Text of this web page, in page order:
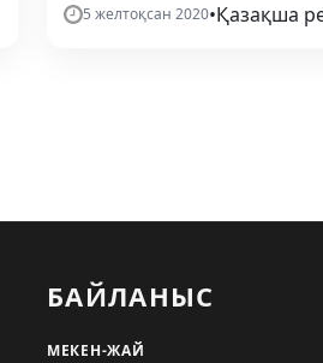
5 желтоқсан 2020•Қазақша
БАЙЛАНЫС
МЕКЕН-ЖАЙ